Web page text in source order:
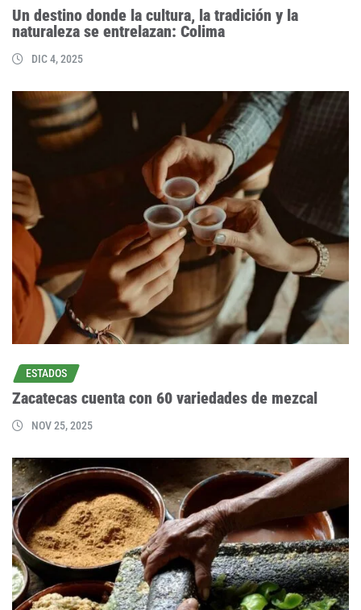
Un destino donde la cultura, la tradición y la
naturaleza se entrelazan: Colima
DIC 4, 2025
ESTADOS
Zacatecas cuenta con 60 variedades de mezcal
NOV 25, 2025